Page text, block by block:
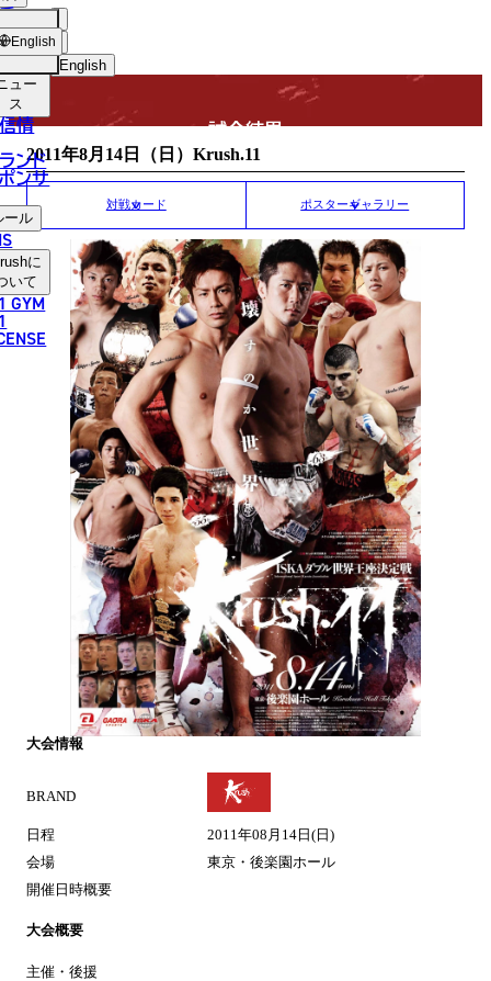
English
한국어
中文（繁體）
ไทย
العربية
ョッ
プ
ュー
ス
情
ンド
ンサ
ール
に
いて
GYM
English MATCH RESULT
試合結果
2011年8月14日（日）Krush.11
対戦カード ポスターギャラリー
大会情報
BRAND
日程
2011年08月14日(日)
会場
東京・後楽園ホール
開催日時概要
大会概要
主催・後援